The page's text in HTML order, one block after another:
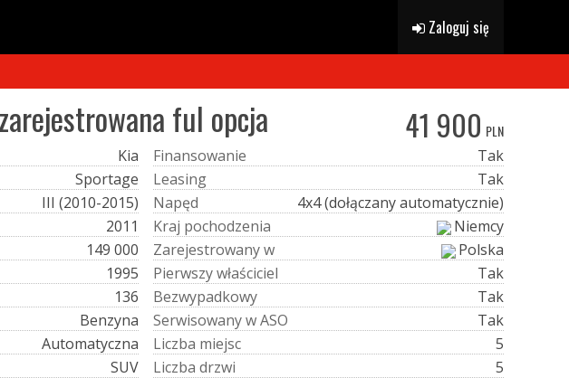
Zaloguj się
ful opcja 41 900 PLN
Kia
Sportage
III (2010-2015)
2011
149 000
1995
136
Benzyna
Automatyczna
SUV
Finansowanie
Tak
Leasing
Tak
Napęd
4x4 (dołączany automatycznie)
Kraj pochodzenia
Niemcy
Zarejestrowanyw
Polska
Pierwszywłaściciel
Tak
Bezwypadkowy
Tak
SerwisowanywASO
Tak
Liczba miejsc
5
Liczba drzwi
5